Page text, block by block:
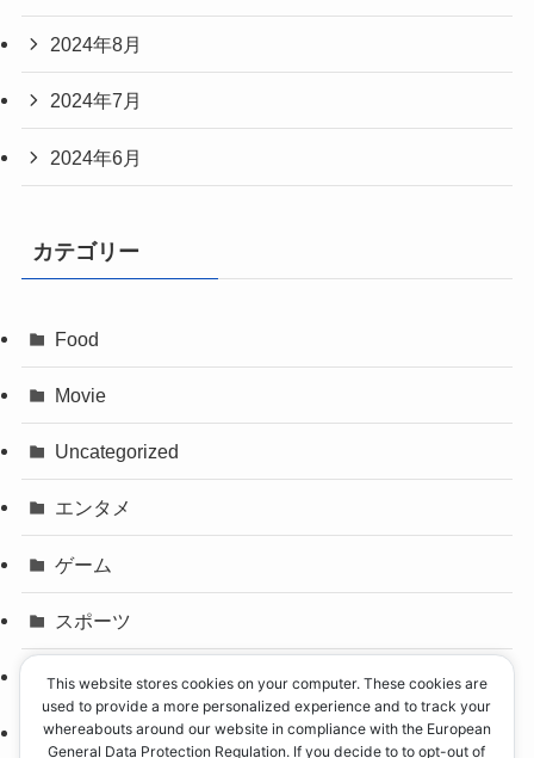
2024年8月
2024年7月
2024年6月
カテゴリー
Food
Movie
Uncategorized
エンタメ
ゲーム
スポーツ
パリオリンピック
事件
This website stores cookies on your computer. These cookies are
used to provide a more personalized experience and to track your
whereabouts around our website in compliance with the European
General Data Protection Regulation. If you decide to to opt-out of